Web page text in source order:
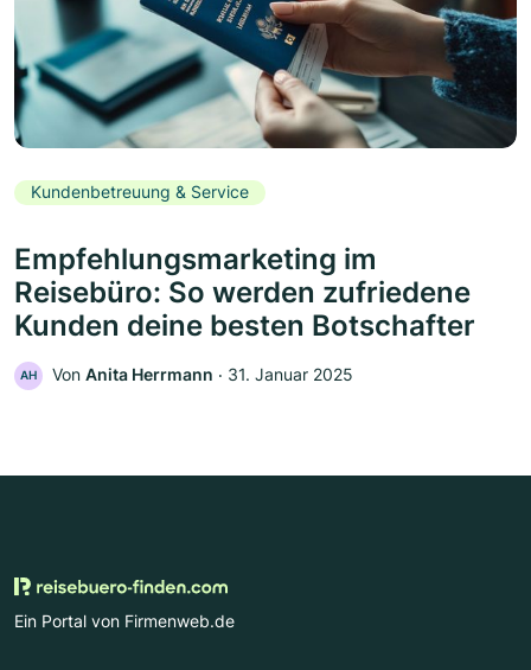
Kundenbetreuung & Service
Empfehlungsmarketing im
Reisebüro: So werden zufriedene
Kunden deine besten Botschafter
AH Von Anita Herrmann ‧ 31. Januar 2025
Ein Portal von Firmenweb.de